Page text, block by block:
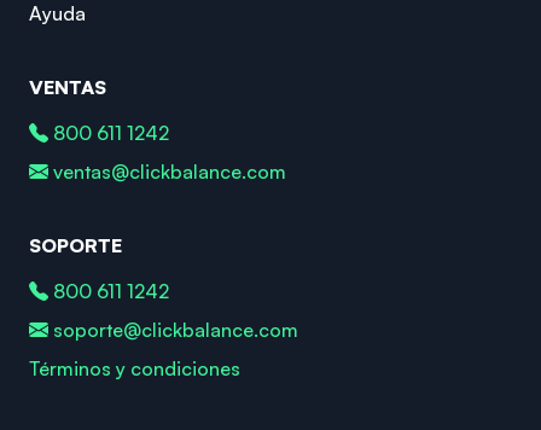
Ayuda
VENTAS
800 611 1242
ventas@clickbalance.com
SOPORTE
800 611 1242
soporte@clickbalance.com
Términos y condiciones